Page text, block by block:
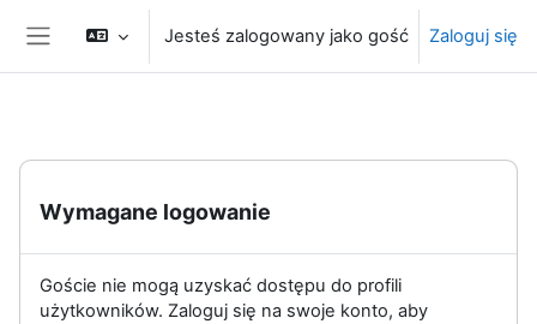
Przejdź do głównej zawartości
Panel boczny
Jesteś zalogowany jako gość Zaloguj się
Wymagane logowanie
Goście nie mogą uzyskać dostępu do profili
użytkowników. Zaloguj się na swoje konto, aby